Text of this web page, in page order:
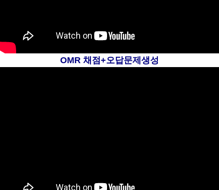
OMR 채점+오답문제생성